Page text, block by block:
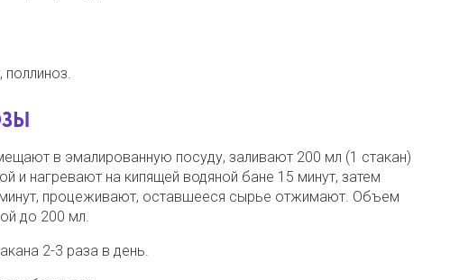
в эмалированную посуду, заливают 200 мл (1 стакан)
и нагревают на кипящей водяной бане 15 минут, затем
процеживают, оставшееся сырье отжимают. Объем
до 200 мл.
2-3 раза в день.